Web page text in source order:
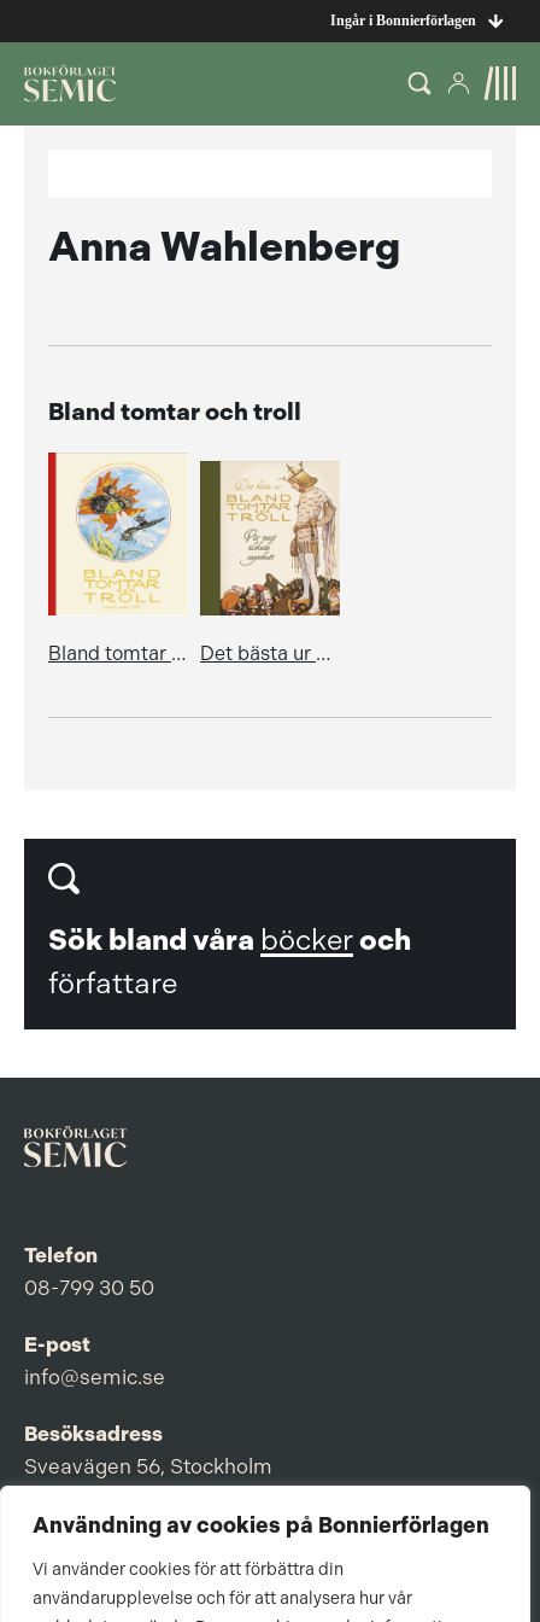
Användning av cookies på Bonnierförlagen
Vi använder cookies för att förbättra din
användarupplevelse och för att analysera hur vår
Ingår i Bonnierförlagen
Anna Wahlenberg
Bland tomtar och troll
Bland tomtar och troll, årg 112 Det bästa ur Bland tomtar och troll
Sök bland våra böckeroch
författare
Telefon
08-799 30 50
E-post
info@semic.se
Besöksadress
Sveavägen 56, Stockholm
Postadress